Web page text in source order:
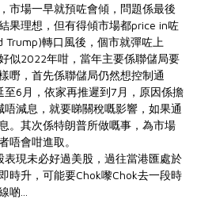
市場一早就預咗會傾，問題係最後
果理想，但有得傾市場都price in咗
Trump)轉口風後，個市就彈咗上
似2022年咁，當年主要係聯儲局要
嘢，首先係聯儲局仍然想控制通
6月，依家再推遲到7月，原因係擔
減息，就要睇關稅嘅影響，如果通
。其次係特朗普所做嘅事，為市場
唔會咁進取。
現未必好過美股，過往當港匯處於
時升，可能要Chok嚟Chok去一段時
...